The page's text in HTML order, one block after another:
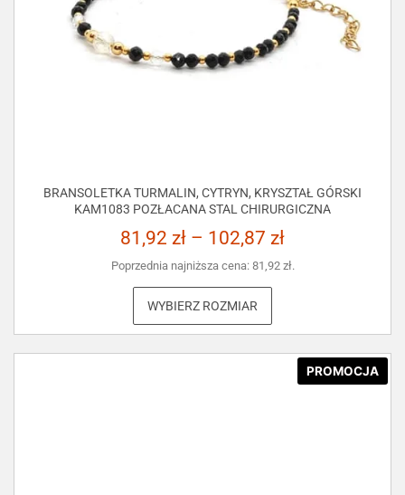
BRANSOLETKA TURMALIN, CYTRYN, KRYSZTAŁ GÓRSKI
KAM1083 POZŁACANA STAL CHIRURGICZNA
81,92 zł – 102,87 zł
Poprzednia najniższa cena: 81,92 zł.
WYBIERZ ROZMIAR
PROMOCJA